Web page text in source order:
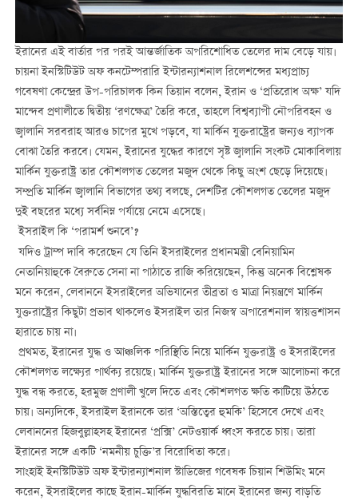
ইরানের এই বার্তার পর পরই আন্তর্জাতিক অপরিশোধিত তেলের দাম বেড়ে যায়।
চায়না ইনস্টিটিউট অফ কনটেম্পরারি ইন্টারন্যাশনাল রিলেশন্সের মধ্যপ্রাচ্য
গবেষণা কেন্দ্রের উপ-পরিচালক কিন তিয়ান বলেন, ইরান ও ‘প্রতিরোধ অক্ষ’ যদি
মান্দেব প্রণালীতে দ্বিতীয় ‘রণক্ষেত্র’ তৈরি করে, তাহলে বিশ্বব্যাপী নৌপরিবহন ও
জ্বালানি সরবরাহ আরও চাপের মুখে পড়বে, যা মার্কিন যুক্তরাষ্ট্রের জন্যও ব্যাপক
বোঝা তৈরি করবে। যেমন, ইরানের যুদ্ধের কারণে সৃষ্ট জ্বালানি সংকট মোকাবিলায়
মার্কিন যুক্তরাষ্ট্র তার কৌশলগত তেলের মজুদ থেকে কিছু অংশ ছেড়ে দিয়েছে।
সম্প্রতি মার্কিন জ্বালানি বিভাগের তথ্য বলছে, দেশটির কৌশলগত তেলের মজুদ
দুই বছরের মধ্যে সর্বনিম্ন পর্যায়ে নেমে এসেছে।
ইসরাইল কি ‘পরামর্শ শুনবে’?
যদিও ট্রাম্প দাবি করেছেন যে তিনি ইসরাইলের প্রধানমন্ত্রী বেনিয়ামিন
নেতানিয়াহুকে বৈরুতে সেনা না পাঠাতে রাজি করিয়েছেন, কিন্তু অনেক বিশ্লেষক
মনে করেন, লেবাননে ইসরাইলের অভিযানের তীব্রতা ও মাত্রা নিয়ন্ত্রণে মার্কিন
যুক্তরাষ্ট্রের কিছুটা প্রভাব থাকলেও ইসরাইল তার নিজস্ব অপারেশনাল স্বায়ত্তশাসন
হারাতে চায় না।
প্রথমত, ইরানের যুদ্ধ ও আঞ্চলিক পরিস্থিতি নিয়ে মার্কিন যুক্তরাষ্ট্র ও ইসরাইলের
কৌশলগত লক্ষ্যের পার্থক্য রয়েছে। মার্কিন যুক্তরাষ্ট্র ইরানের সঙ্গে আলোচনা করে
যুদ্ধ বন্ধ করতে, হরমুজ প্রণালী খুলে দিতে এবং কৌশলগত ক্ষতি কাটিয়ে উঠতে
চায়। অন্যদিকে, ইসরাইল ইরানকে তার ‘অস্তিত্বের হুমকি’ হিসেবে দেখে এবং
লেবাননের হিজবুল্লাহসহ ইরানের ‘প্রক্সি’ নেটওয়ার্ক ধ্বংস করতে চায়। তারা
ইরানের সঙ্গে একটি ‘নমনীয় চুক্তি’র বিরোধিতা করে।
সাংহাই ইনস্টিটিউট অফ ইন্টারন্যাশনাল স্টাডিজের গবেষক চিয়ান শিউমিং মনে
করেন, ইসরাইলের কাছে ইরান-মার্কিন যুদ্ধবিরতি মানে ইরানের জন্য বাড়তি